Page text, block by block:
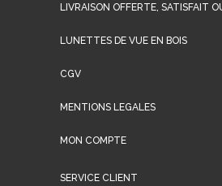
LIVRAISON OFFERTE, SATISFAIT
LUNETTES DE VUE EN BOIS
CGV
MENTIONS LEGALES
MON COMPTE
SERVICE CLIENT